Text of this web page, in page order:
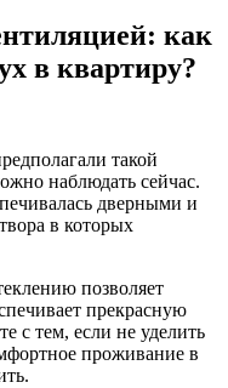
как
в квартиру?
такой
наблюдать сейчас.
дверными и
в которых
позволяет
прекрасную
с тем, если не уделить
проживание в